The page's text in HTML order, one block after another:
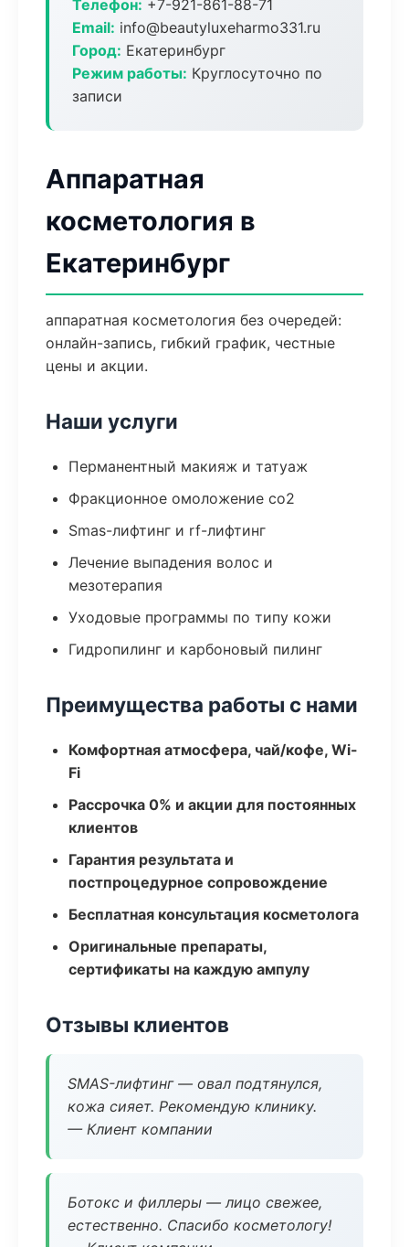
Телефон: +7-921-861-88-71
Email: info@beautyluxeharmo331.ru
Город: Екатеринбург
Режим работы: Круглосуточно по
записи
Аппаратная
косметология в
Екатеринбург
аппаратная косметология без очередей:
онлайн-запись, гибкий график, честные
цены и акции.
Наши услуги
Перманентный макияж и татуаж
Фракционное омоложение co2
Smas-лифтинг и rf-лифтинг
Лечение выпадения волос и
мезотерапия
Уходовые программы по типу кожи
Гидропилинг и карбоновый пилинг
Преимущества работы с нами
Комфортная атмосфера, чай/кофе, Wi-
Fi
Рассрочка 0% и акции для постоянных
клиентов
Гарантия результата и
постпроцедурное сопровождение
Бесплатная консультация косметолога
Оригинальные препараты,
сертификаты на каждую ампулу
Отзывы клиентов
SMAS-лифтинг — овал подтянулся,
кожа сияет. Рекомендую клинику.
— Клиент компании
Ботокс и филлеры — лицо свежее,
естественно. Спасибо косметологу!